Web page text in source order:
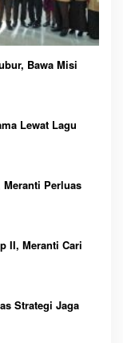
Bawa Misi
Lewat Lagu
Meranti Perluas
II, Meranti Cari
Strategi Jaga